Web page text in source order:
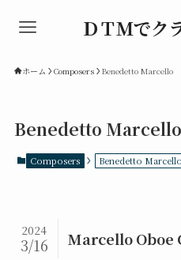
ＤＴＭでク
ホーム Composers Benedetto Marcello
Benedetto Marcello
Composers Benedetto Marcello
Marcello Oboe
2024
3/16